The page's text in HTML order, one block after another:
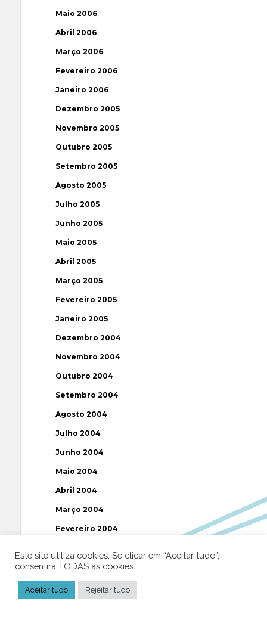
Maio 2006
Abril 2006
Março 2006
Fevereiro 2006
Janeiro 2006
Dezembro 2005
Novembro 2005
Outubro 2005
Setembro 2005
Agosto 2005
Julho 2005
Junho 2005
Maio 2005
Abril 2005
Março 2005
Fevereiro 2005
Janeiro 2005
Dezembro 2004
Novembro 2004
Outubro 2004
Setembro 2004
Agosto 2004
Julho 2004
Junho 2004
Maio 2004
Abril 2004
Março 2004
Fevereiro 2004
Dezembro 2003
Novembro 2003
Este site utiliza cookies. Se clicar em “Aceitar tudo”,
consentirá TODAS as cookies.
Aceitar tudo Rejeitar tudo